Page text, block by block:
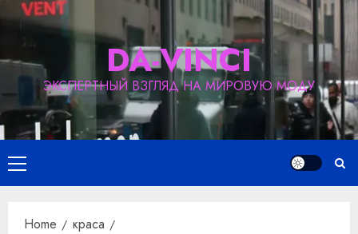
Skip
content
DA-VINCI
ЭКСПЕРТНЫЙ ВЗГЛЯД НА МИРОВУЮ МОДУ
Primary
Menu
Home
краса